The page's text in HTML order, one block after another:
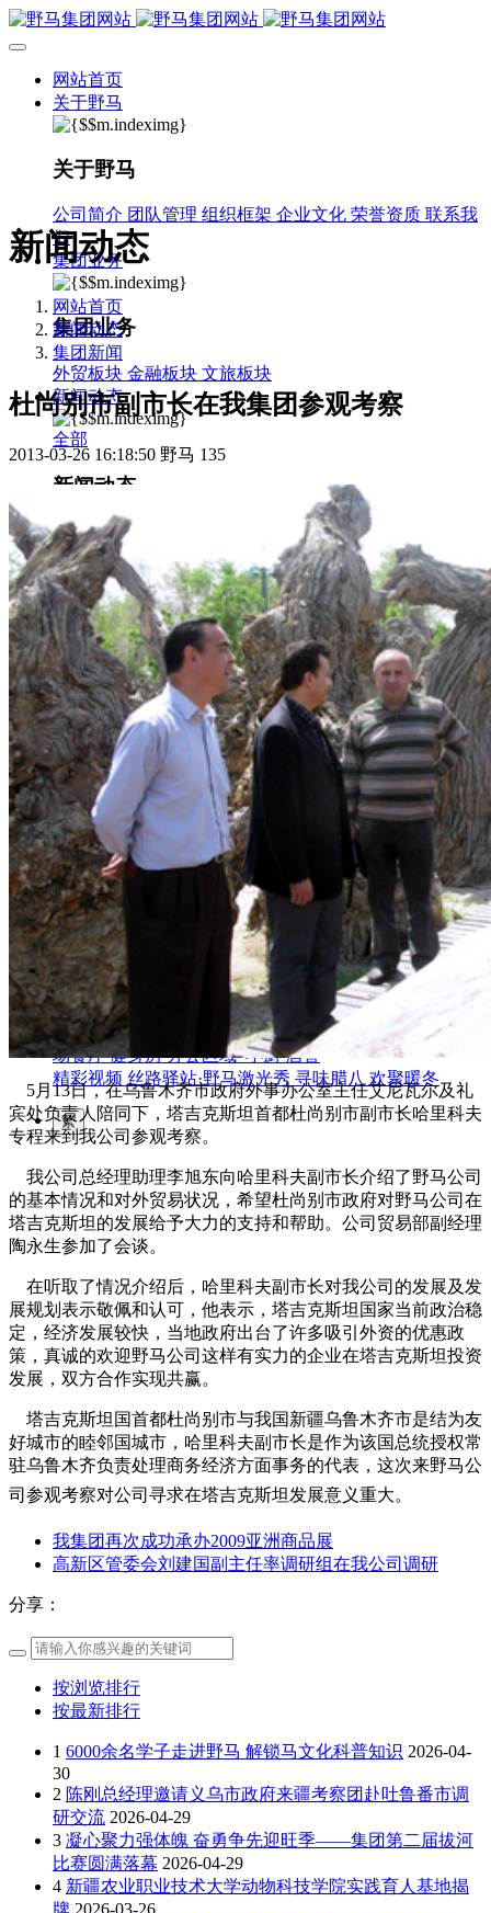
网站首页
关于野马
关于野马
公司简介 团队管理 组织框架 企业文化 荣誉资质 联系我
们
集团业务
集团业务
外贸板块 金融板块 文旅板块
新闻动态
全部
新闻动态
集团新闻 媒体报道
往来名人
人才招聘
人才招聘
人才理念
人才招聘
社会招聘 校园招聘
视觉文化
全部
视觉文化
汗血马助力新疆文旅
伊犁州霍城古城巡游
北屯市185团巡游 伊犁霍城县晃晃
村巡游 阿勒泰北屯市巡游 阿勒泰布尔津县巡游
伊犁州
察布查尔县巡游
伊犁昭苏巡游
赛里木湖巡游
园区风采
野马美术馆
硅化木 园区 汗血马基地
大厅
国家记忆A馆 国家记忆B馆 红山玉馆 酒店大厅 料
场餐厅 健身房 办公区域 小厨 酒窖
精彩视频 丝路驿站·野马激光秀 寻味腊八 欢聚暖冬
繁
新闻动态
网站首页
新闻动态
集团新闻
杜尚别市副市长在我集团参观考察
2013-03-26 16:18:50 野马 135
5月13日，在乌鲁木齐市政府外事办公室主任艾尼瓦尔及礼
宾处负责人陪同下，塔吉克斯坦首都杜尚别市副市长哈里科夫
专程来到我公司参观考察。
我公司总经理助理李旭东向哈里科夫副市长介绍了野马公司
的基本情况和对外贸易状况，希望杜尚别市政府对野马公司在
塔吉克斯坦的发展给予大力的支持和帮助。公司贸易部副经理
陶永生参加了会谈。
在听取了情况介绍后，哈里科夫副市长对我公司的发展及发
展规划表示敬佩和认可，他表示，塔吉克斯坦国家当前政治稳
定，经济发展较快，当地政府出台了许多吸引外资的优惠政
策，真诚的欢迎野马公司这样有实力的企业在塔吉克斯坦投资
发展，双方合作实现共赢。
塔吉克斯坦国首都杜尚别市与我国新疆乌鲁木齐市是结为友
好城市的睦邻国城市，哈里科夫副市长是作为该国总统授权常
驻乌鲁木齐负责处理商务经济方面事务的代表，这次来野马公
司参观考察对公司寻求在塔吉克斯坦发展意义重大。
我集团再次成功承办2009亚洲商品展
高新区管委会刘建国副主任率调研组在我公司调研
分享：
按浏览排行
按最新排行
1 6000余名学子走进野马 解锁马文化科普知识 2026-04-
30
2 陈刚总经理邀请义乌市政府来疆考察团赴吐鲁番市调
研交流 2026-04-29
3 凝心聚力强体魄 奋勇争先迎旺季——集团第二届拔河
比赛圆满落幕 2026-04-29
4 新疆农业职业技术大学动物科技学院实践育人基地揭
牌 2026-03-26